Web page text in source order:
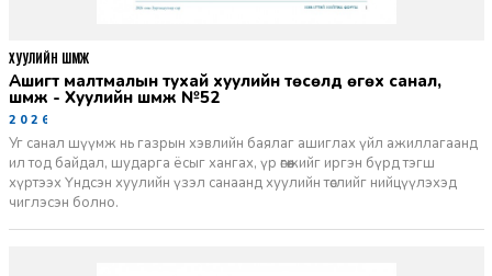
Ашигт малтмалын тухай хуулийн төсөлд өгөх санал,
шүүмж - Хуулийн шүүмж №52
2026-06-29
Уг санал шүүмж нь газрын хэвлийн баялаг ашиглах үйл ажиллагаанд
ил тод байдал, шударга ёсыг хангах, үр өгөөжийг иргэн бүрд тэгш
хүртээх Үндсэн хуулийн үзэл санаанд хуулийн төслийг нийцүүлэхэд
чиглэсэн болно.
ХУУЛИЙН ШҮҮМЖ